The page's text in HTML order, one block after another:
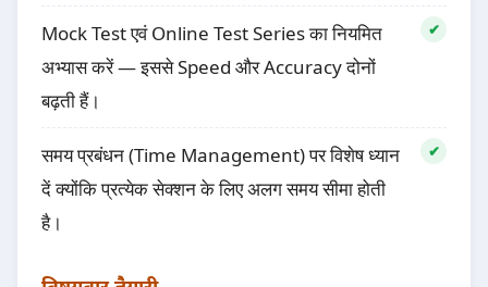
Mock Test एवं Online Test Series का नियमित
अभ्यास करें — इससे Speed और Accuracy दोनों
बढ़ती हैं।
समय प्रबंधन (Time Management) पर विशेष ध्यान
दें क्योंकि प्रत्येक सेक्शन के लिए अलग समय सीमा होती
है।